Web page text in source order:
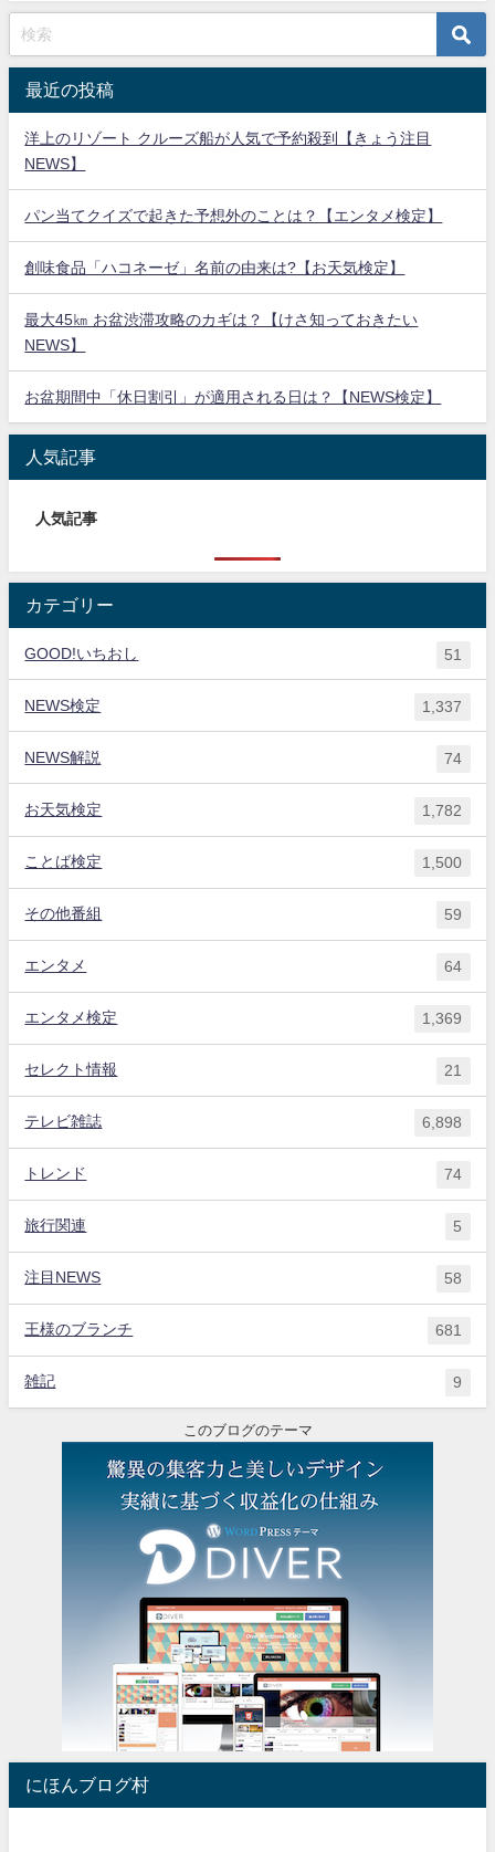
最近の投稿
洋上のリゾート クルーズ船が人気で予約殺到【きょう注目
NEWS】
パン当てクイズで起きた予想外のことは？【エンタメ検定】
創味食品「ハコネーゼ」名前の由来は?【お天気検定】
最大45㎞ お盆渋滞攻略のカギは？【けさ知っておきたい
NEWS】
お盆期間中「休日割引」が適用される日は？【NEWS検定】
人気記事
人気記事
カテゴリー
GOOD!いちおし 51
NEWS検定 1,337
NEWS解説 74
お天気検定 1,782
ことば検定 1,500
その他番組 59
エンタメ 64
エンタメ検定 1,369
セレクト情報 21
テレビ雑誌 6,898
トレンド 74
旅行関連 5
注目NEWS 58
王様のブランチ 681
雑記 9
このブログのテーマ
にほんブログ村